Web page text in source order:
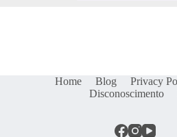
Home Blog Privacy
Disconoscimento